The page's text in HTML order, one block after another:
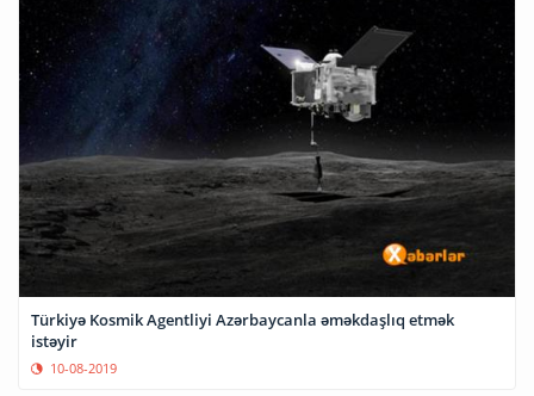
Türkiyə Kosmik Agentliyi Azərbaycanla əməkdaşlıq etmək
istəyir
10-08-2019